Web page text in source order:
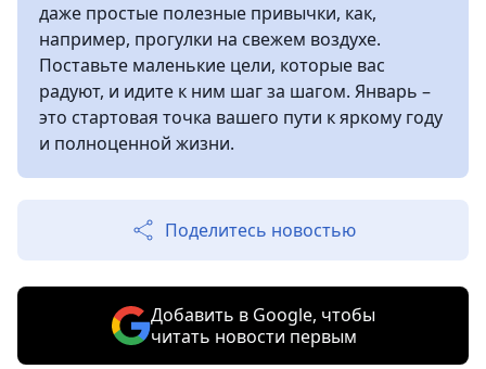
даже простые полезные привычки, как,
например, прогулки на свежем воздухе.
Поставьте маленькие цели, которые вас
радуют, и идите к ним шаг за шагом. Январь –
это стартовая точка вашего пути к яркому году
и полноценной жизни.
Поделитесь новостью
Добавить в Google, чтобы
читать новости первым